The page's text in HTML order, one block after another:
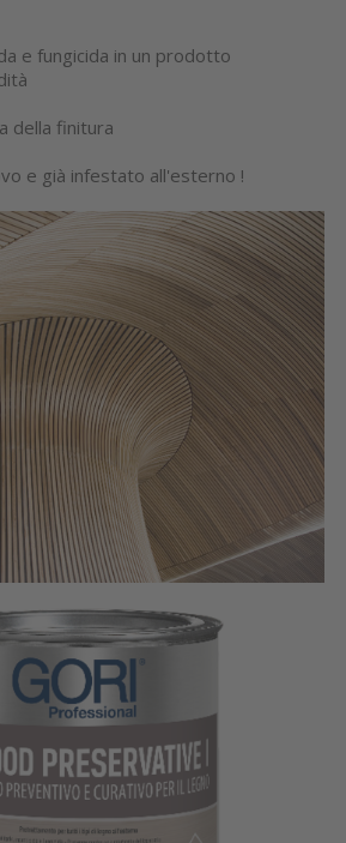
e fungicida in un prodotto
della finitura
e già infestato all'esterno !